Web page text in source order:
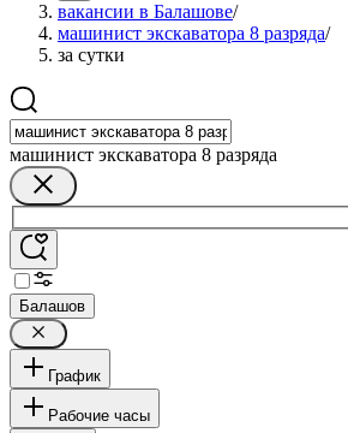
вакансии в Балашове/
машинист экскаватора 8 разряда/
за сутки
машинист экскаватора 8 разряда
Балашов
График
Рабочие часы